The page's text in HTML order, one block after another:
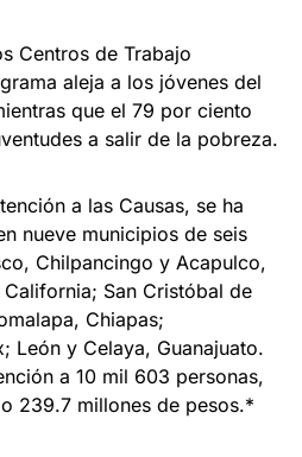
Centros de Trabajo
aleja a los jóvenes del
que el 79 por ciento
a salir de la pobreza.
a las Causas, se ha
nueve municipios de seis
Chilpancingo y Acapulco,
San Cristóbal de
Chiapas;
León y Celaya, Guanajuato.
a 10 mil 603 personas,
239.7 millones de pesos.*